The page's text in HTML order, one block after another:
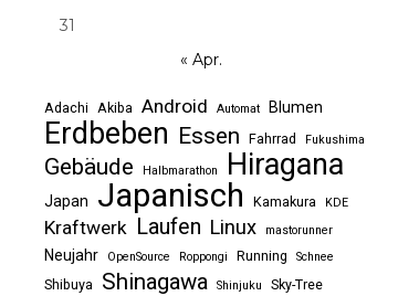
31
« Apr.
Adachi Akiba Android Automat Blumen
Erdbeben Essen Fahrrad Fukushima
Gebäude Halbmarathon Hiragana
Japan Japanisch Kamakura KDE
Kraftwerk Laufen Linux mastorunner
Neujahr OpenSource Roppongi Running Schnee
Shibuya Shinagawa Shinjuku Sky-Tree